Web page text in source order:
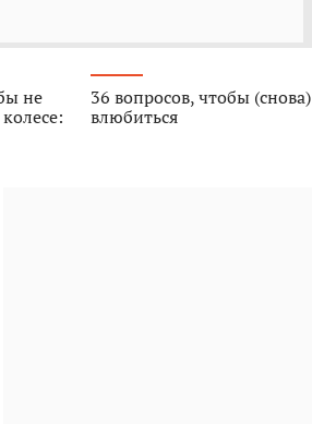
не
36 вопросов, чтобы (снова)
влюбиться